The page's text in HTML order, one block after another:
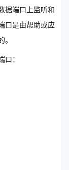
据端口上监听和
口是由帮助或应
：